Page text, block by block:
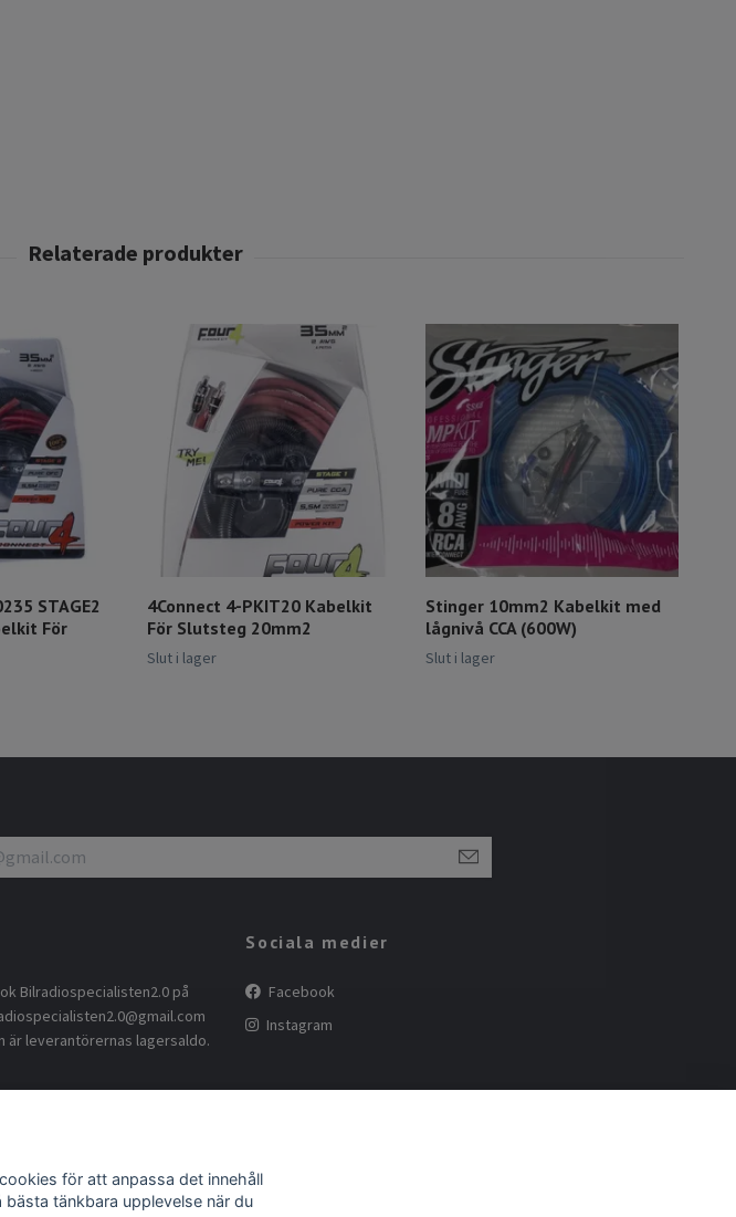
STAGE2
För
4Connect 4-PKIT20 Kabelkit
För Slutsteg 20mm2
Slut i lager
Stinger 10mm2 Kabelkit med
lågnivå CCA (600W)
Slut i lager
Bilradiospecialisten2.0 på
är leverantörernas lagersaldo.
Sociala medier
Facebook
Instagram
för att anpassa det innehåll
tänkbara upplevelse när du